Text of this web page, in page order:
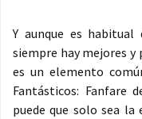
Y aunque es
siempre hay mejores y
es un elemento
Fantásticos: Fanfare
puede que solo sea la